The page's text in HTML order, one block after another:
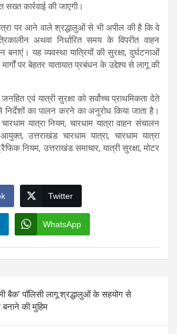
कार्रवाई की जाएगी।
पर आने वाले श्रद्धालुओं से भी अपील की है कि वे
अथवा निर्धारित समय के विपरीत वाहन
यह व्यवस्था यात्रियों की सुरक्षा, दुर्घटनाओं
पर बेहतर यातायात प्रबंधन के उद्देश्य से लागू की
एवं यात्री सुरक्षा को सर्वोच्च प्राथमिकता देते
निर्देशों का पालन करने का अनुरोध किया जाता है।
यात्रा नियम, चारधाम यात्रा वाहन संचालन
उत्तराखंड चारधाम यात्रा, चारधाम यात्रा
नियम, उत्तराखंड समाचार, यात्री सुरक्षा, मोटर
Twitter
WhatsApp
बैक’ पॉलिसी लागू:श्रद्धालुओं के सहयोग से
की मुहिम